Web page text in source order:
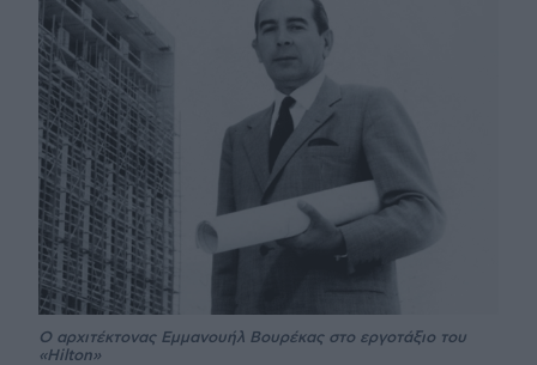
Ο αρχιτέκτονας Εμμανουήλ Βουρέκας στο εργοτάξιο του
«Hilton»